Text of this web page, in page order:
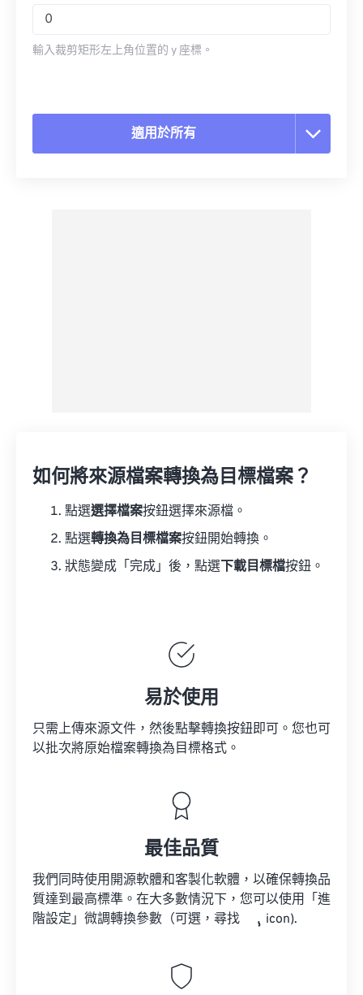
輸入裁剪矩形左上角位置的 y 座標。
適用於所有
如何將來源檔案轉換為目標檔案？
點選選擇檔案按鈕選擇來源檔。
點選轉換為目標檔案按鈕開始轉換。
狀態變成「完成」後，點選 下載目標檔按鈕。
易於使用
只需上傳來源文件，然後點擊轉換按鈕即可。您也可
以批次將原始檔案轉換為目標格式。
最佳品質
我們同時使用開源軟體和客製化軟體，以確保轉換品
質達到最高標準。在大多數情況下，您可以使用「進
階設定」微調轉換參數（可選，尋找
icon).